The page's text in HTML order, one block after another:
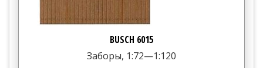
BUSCH 6015
Заборы, 1:72—1:120